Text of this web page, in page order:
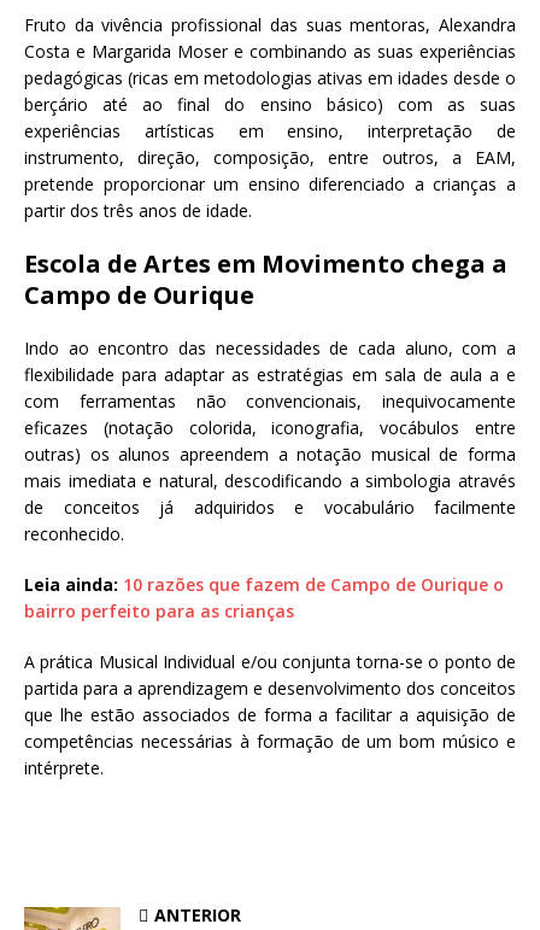
Fruto da vivência profissional das suas mentoras, Alexandra
Costa e Margarida Moser e combinando as suas experiências
pedagógicas (ricas em metodologias ativas em idades desde o
berçário até ao final do ensino básico) com as suas
experiências artísticas em ensino, interpretação de
instrumento, direção, composição, entre outros, a EAM,
pretende proporcionar um ensino diferenciado a crianças a
partir dos três anos de idade.
Escola de Artes em Movimento chega a
Campo de Ourique
Indo ao encontro das necessidades de cada aluno, com a
flexibilidade para adaptar as estratégias em sala de aula a e
com ferramentas não convencionais, inequivocamente
eficazes (notação colorida, iconografia, vocábulos entre
outras) os alunos apreendem a notação musical de forma
mais imediata e natural, descodificando a simbologia através
de conceitos já adquiridos e vocabulário facilmente
reconhecido.
Leia ainda: 10 razões que fazem de Campo de Ourique o
bairro perfeito para as crianças
A prática Musical Individual e/ou conjunta torna-se o ponto de
partida para a aprendizagem e desenvolvimento dos conceitos
que lhe estão associados de forma a facilitar a aquisição de
competências necessárias à formação de um bom músico e
intérprete.
ANTERIOR